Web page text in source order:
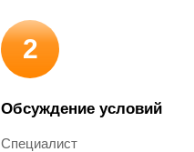
2
Обсуждение условий
Специалист